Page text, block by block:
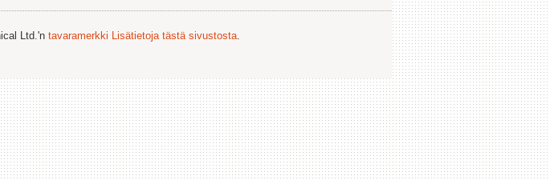
Ltd.'n tavaramerkki Lisätietoja tästä sivustosta.